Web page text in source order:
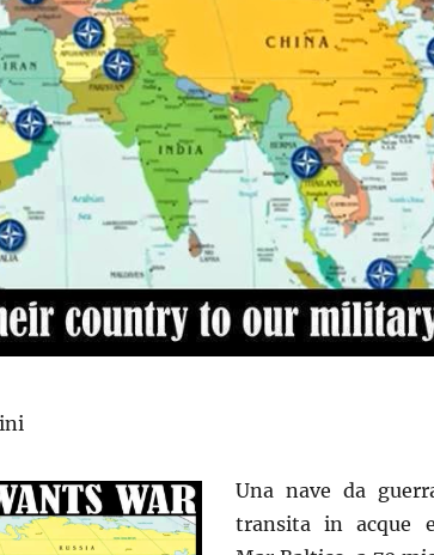
Una nave da
transita in acque